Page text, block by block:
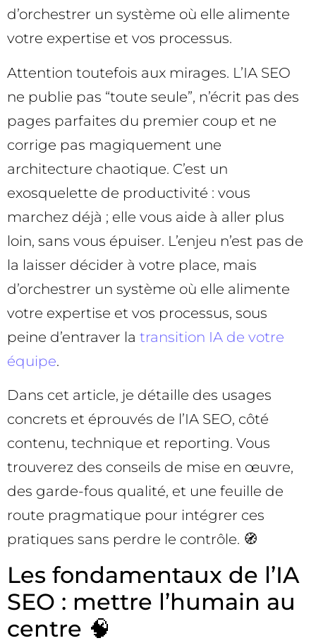
d’orchestrer un système où elle alimente
votre expertise et vos processus.
Attention toutefois aux mirages. L’IA SEO
ne publie pas “toute seule”, n’écrit pas des
pages parfaites du premier coup et ne
corrige pas magiquement une
architecture chaotique. C’est un
exosquelette de productivité : vous
marchez déjà ; elle vous aide à aller plus
loin, sans vous épuiser. L’enjeu n’est pas de
la laisser décider à votre place, mais
d’orchestrer un système où elle alimente
votre expertise et vos processus, sous
peine d’entraver la transition IA de votre
équipe.
Dans cet article, je détaille des usages
concrets et éprouvés de l’IA SEO, côté
contenu, technique et reporting. Vous
trouverez des conseils de mise en œuvre,
des garde-fous qualité, et une feuille de
route pragmatique pour intégrer ces
pratiques sans perdre le contrôle. 🧭
Les fondamentaux de l’IA
SEO : mettre l’humain au
centre 🧠